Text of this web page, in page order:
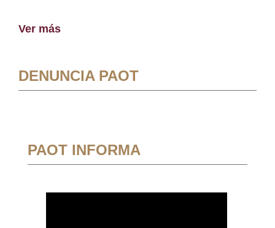
Ver más
DENUNCIA PAOT
PAOT INFORMA